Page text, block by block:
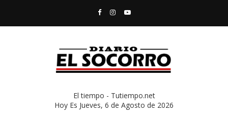
El tiempo - Tutiempo.net
Hoy Es Jueves, 6 de Agosto de 2026